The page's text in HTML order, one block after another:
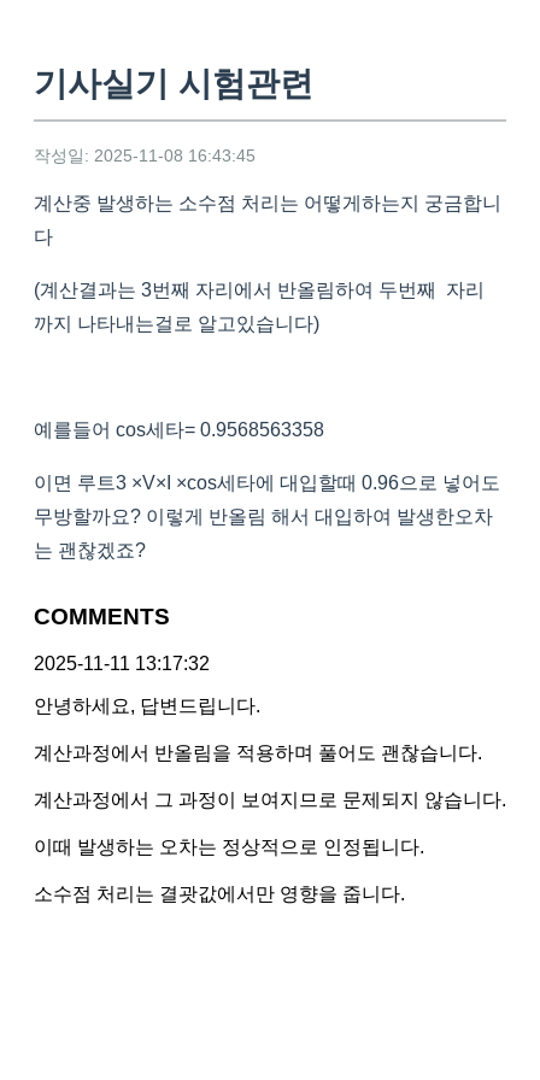
기사실기 시험관련
작성일: 2025-11-08 16:43:45
계산중 발생하는 소수점 처리는 어떻게하는지 궁금합니
다
(계산결과는 3번째 자리에서 반올림하여 두번째 자리
까지 나타내는걸로 알고있습니다)
예를들어 cos세타= 0.9568563358
이면 루트3 ×V×I ×cos세타에 대입할때 0.96으로 넣어도
무방할까요? 이렇게 반올림 해서 대입하여 발생한오차
는 괜찮겠죠?
COMMENTS
2025-11-11 13:17:32
안녕하세요, 답변드립니다.
계산과정에서 반올림을 적용하며 풀어도 괜찮습니다.
계산과정에서 그 과정이 보여지므로 문제되지 않습니다.
이때 발생하는 오차는 정상적으로 인정됩니다.
소수점 처리는 결괏값에서만 영향을 줍니다.